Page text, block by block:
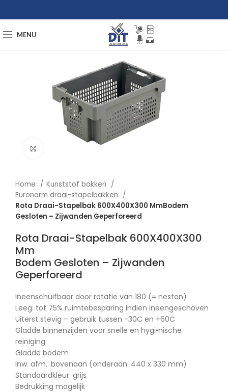
MENU
Afbeelding vergroten
Home
Kunststof bakken
Euronorm draai-stapelbakken
Rota Draai-Stapelbak 600X400X300 MmBodem
Gesloten – Zijwanden Geperforeerd
Rota Draai-Stapelbak 600X400X300
Mm
Bodem Gesloten – Zijwanden
Geperforeerd
Ineenschuifbaar door rotatie van 180 (= nesten)
Leeg: tot 75% ruimtebesparing indien ineengeschoven
Uiterst stevig – gebruik tussen -30C en +60C
Gladde binnenzijden voor snelle en hygi•nische
reiniging
Gladde bodem
Inw. afm.: bovenaan (onderaan: 440 x 330 mm)
Standaardkleur: grijs
Bedrukking mogelijk